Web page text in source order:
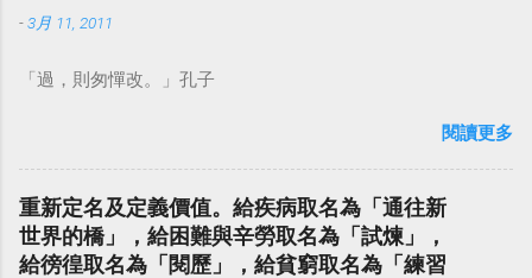
-3月 11, 2011
「過，則匆憚改。」孔子
閱讀更多
重新定名及定義價值。給疾病取名為「通往新
世界的橋」，給困難與辛勞取名為「試煉」，
給徬徨取名為「閱歷」，給貧窮取名為「練習